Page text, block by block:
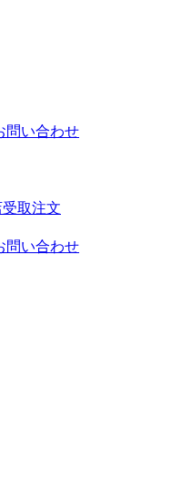
問い合わせ
取注文
問い合わせ